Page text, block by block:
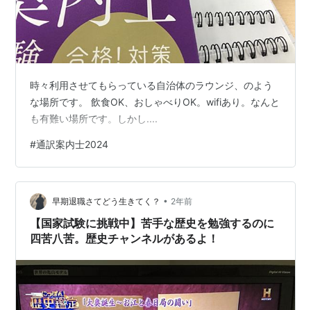
時々利用させてもらっている自治体のラウンジ、のよう
な場所です。 飲食OK、おしゃべりOK。wifiあり。なんと
も有難い場所です。しかし....
#通訳案内士2024
早期退職さてどう生きてく？ • 2年前
【国家試験に挑戦中】苦手な歴史を勉強するのに
四苦八苦。歴史チャンネルがあるよ！